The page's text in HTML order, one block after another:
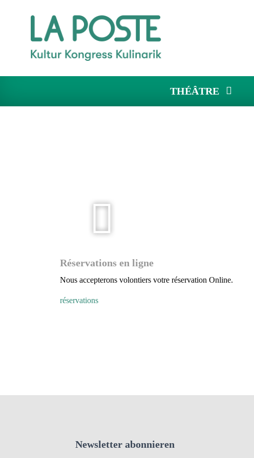
THÉÂTRE
Réservations en ligne
Nous accepterons volontiers votre réservation Online.
réservations
Newsletter abonnieren